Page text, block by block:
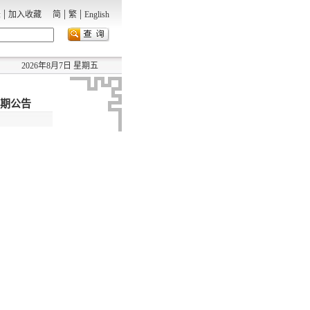
| 加入收藏 简 | 繁 | English
2026年8月7日 星期五
公告